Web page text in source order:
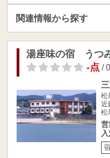
関連情報から探す
湯座味の宿 うつ
-点/
松
近
松
営